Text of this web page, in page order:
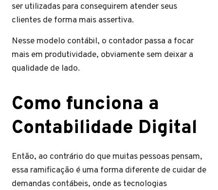
ser utilizadas para conseguirem atender seus
clientes de forma mais assertiva.
Nesse modelo contábil, o contador passa a focar
mais em produtividade, obviamente sem deixar a
qualidade de lado.
Como funciona a
Contabilidade Digital
Então, ao contrário do que muitas pessoas pensam,
essa ramificação é uma forma diferente de cuidar de
demandas contábeis, onde as tecnologias